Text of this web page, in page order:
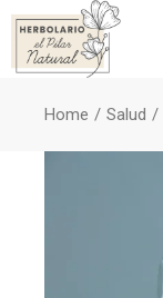
Home Salud